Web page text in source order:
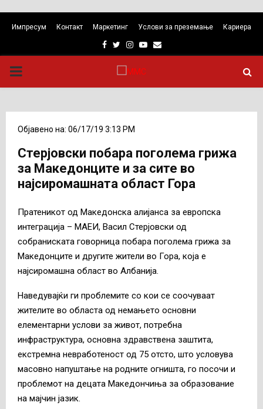
Импресум Контакт Маркетинг Услови за преземање Кариера
Facebook
TwitterInstagram
Youtube
Email
PRIMARY
Објавено на: 06/17/19 3:13 PM
Стерјовски побара поголема грижа
за Македонците и за сите во
најсиромашната област Гора
Пратеникот од Македонска алијанса за европска
интеграција – МАЕИ, Васил Стерјовски од
собраниската говорница побара поголема грижа за
Македонците и другите жители во Гора, која е
најсиромашна област во Албанија.
Наведувајќи ги проблемите со кои се соочуваат
жителите во областа од немањето основни
елементарни услови за живот, потребна
инфраструктура, основна здравствена заштита,
екстремна невработеност од 75 отсто, што условува
масовно напуштање на родните огништа, го посочи и
проблемот на децата Македончиња за образование
на мајчин јазик.